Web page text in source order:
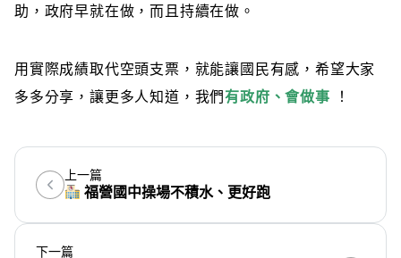
助，政府早就在做，而且持續在做。
用實際成績取代空頭支票，就能讓國民有感，希望大家
多多分享，讓更多人知道，我們有政府、會做事 ！
上一篇
福營國中操場不積水、更好跑
下一篇